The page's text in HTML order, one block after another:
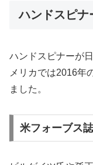
ハンドスピナ
ハンドスピナーが
メリカでは2016年
ました。
米フォーブス